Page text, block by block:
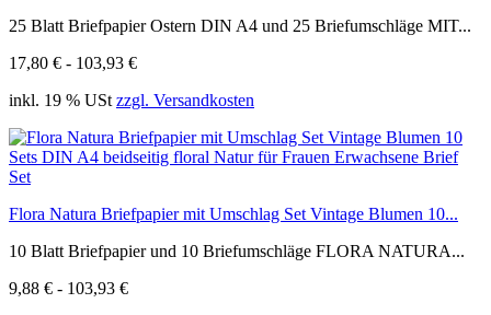
25 Blatt Briefpapier Ostern DIN A4 und 25 Briefumschläge MIT...
17,80 € - 103,93 €
inkl. 19 % USt zzgl. Versandkosten
Flora Natura Briefpapier mit Umschlag Set Vintage Blumen 10...
10 Blatt Briefpapier und 10 Briefumschläge FLORA NATURA...
9,88 € - 103,93 €